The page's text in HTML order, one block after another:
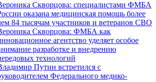
Скворцова: специалистами ФМБА
оказана медицинская помощь более
84 тысячам участников и ветеранов СВО
Скворцова: ФМБА как
агентство уделяет особое
разработке и внедрению
технологий
Путин встретился с
Федерального медико-